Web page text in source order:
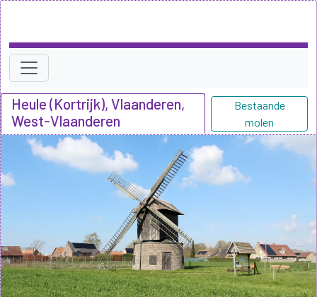
Heule (Kortrijk), Vlaanderen,
West-Vlaanderen
Bestaande
molen